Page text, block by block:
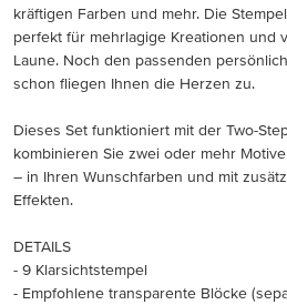
kräftigen Farben und mehr. Die
perfekt für mehrlagige Kreationen und
Laune. Noch den passenden
schon fliegen Ihnen die Herzen zu.
Dieses Set funktioniert mit der Two-
kombinieren Sie zwei oder mehr
– in Ihren Wunschfarben und mit
Effekten.
DETAILS
- 9 Klarsichtstempel
- Empfohlene transparente Blöcke